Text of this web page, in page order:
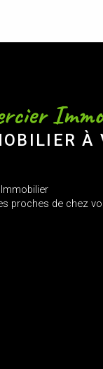
À
proches de chez